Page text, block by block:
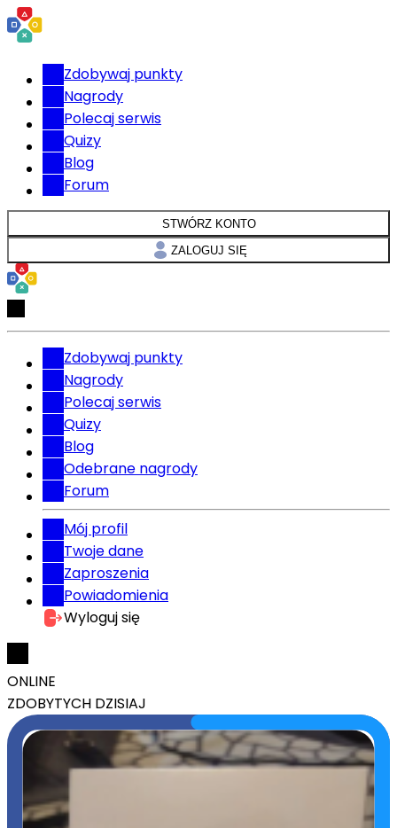
Zdobywaj punkty
Nagrody
Polecaj serwis
Quizy
Blog
Forum
STWÓRZ KONTO
ZALOGUJ SIĘ
Zdobywaj punkty
Nagrody
Polecaj serwis
Quizy
Blog
Odebrane nagrody
Forum
Mój profil
Twoje dane
Zaproszenia
Powiadomienia
Wyloguj się
ONLINE
ZDOBYTYCH DZISIAJ